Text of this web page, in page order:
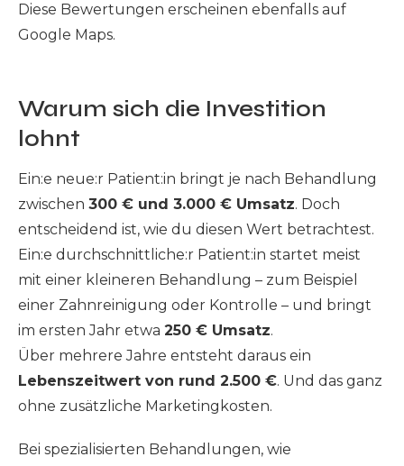
Diese Bewertungen erscheinen ebenfalls auf
Google Maps.
Warum sich die Investition
lohnt
Ein:e neue:r Patient:in bringt je nach Behandlung
zwischen 300 € und 3.000 € Umsatz. Doch
entscheidend ist, wie du diesen Wert betrachtest.
Ein:e durchschnittliche:r Patient:in startet meist
mit einer kleineren Behandlung – zum Beispiel
einer Zahnreinigung oder Kontrolle – und bringt
im ersten Jahr etwa 250 € Umsatz.
Über mehrere Jahre entsteht daraus ein
Lebenszeitwert von rund 2.500 €. Und das ganz
ohne zusätzliche Marketingkosten.
Bei spezialisierten Behandlungen, wie